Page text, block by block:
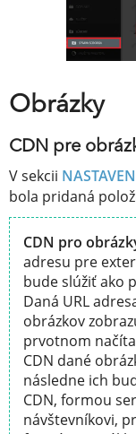
Obrázky
CDN pre
V sekcii
bola pridaná
CDN pro
adresu pre
bude slúžiť ako
Daná URL
obrázkov
prvotnom
CDN dané
následne ich
CDN, formou
návštevníkovi,